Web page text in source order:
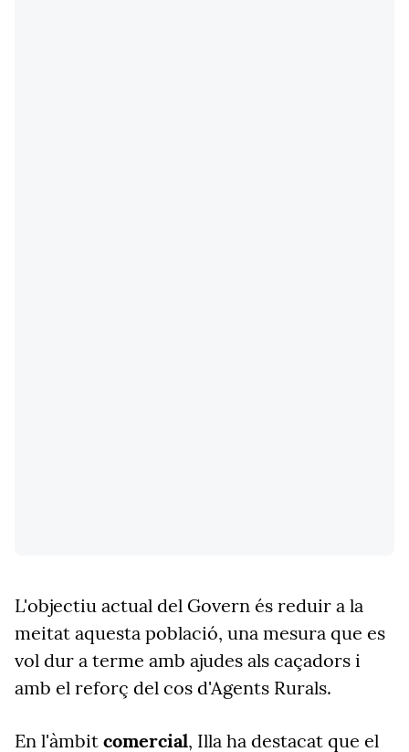
L'objectiu actual del Govern és reduir a la
meitat aquesta població, una mesura que es
vol dur a terme amb ajudes als caçadors i
amb el reforç del cos d'Agents Rurals.
En l'àmbit comercial, Illa ha destacat que el